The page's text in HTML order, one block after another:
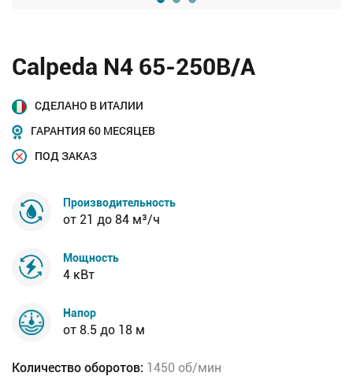
Calpeda N4 65-250B/A
СДЕЛАНО В ИТАЛИИ
ГАРАНТИЯ 60 МЕСЯЦЕВ
ПОД ЗАКАЗ
Производительность
от 21 до 84 м³/ч
Мощность
4 кВт
Напор
от 8.5 до 18 м
Количество оборотов: 1450 об/мин